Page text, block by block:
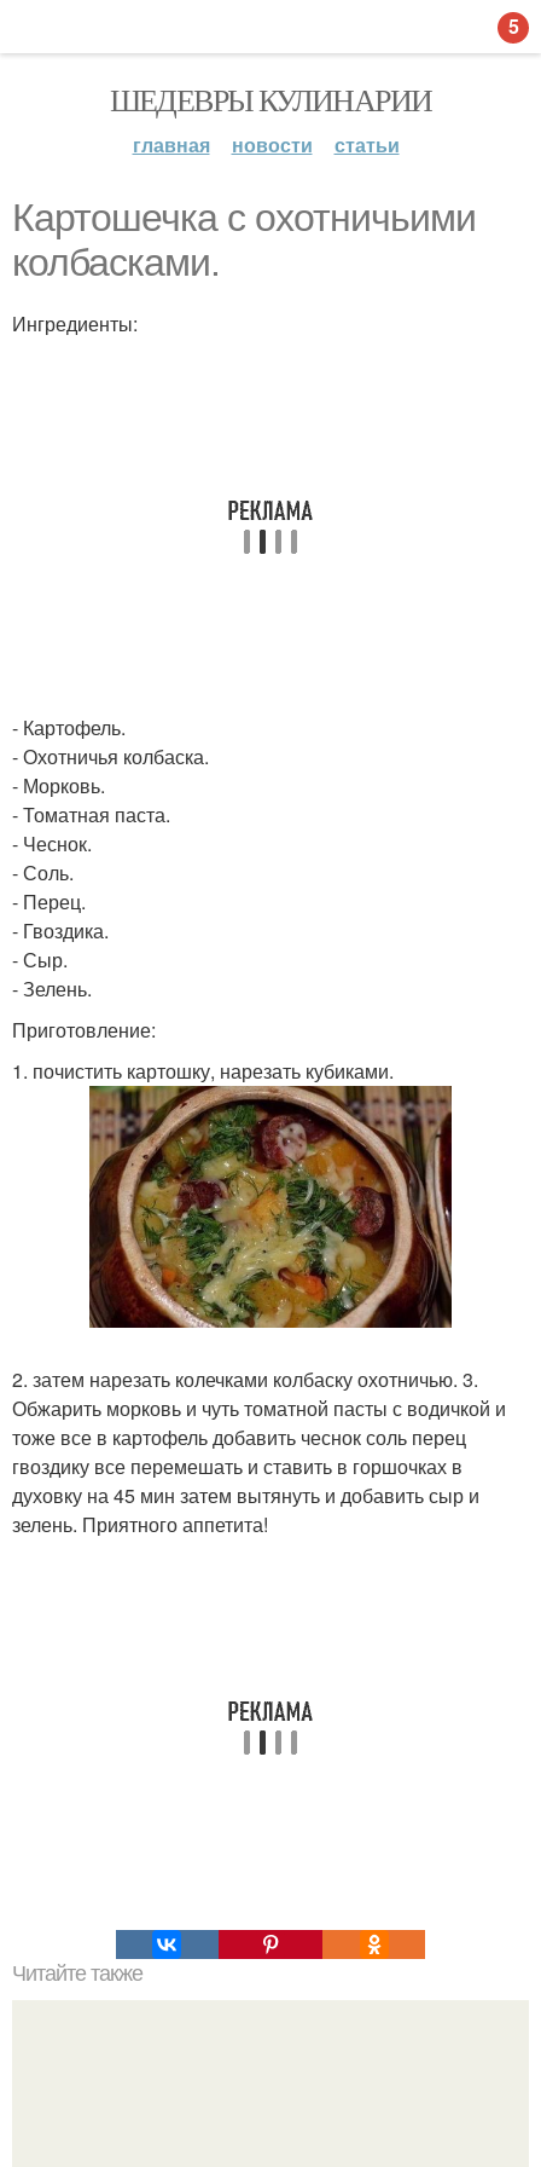
ШЕДЕВРЫ КУЛИНАРИИ
главная новости статьи
Картошечка с охотничьими
колбасками.
Ингредиенты:
- Картофель.
- Охотничья колбаска.
- Морковь.
- Томатная паста.
- Чеснок.
- Соль.
- Перец.
- Гвоздика.
- Сыр.
- Зелень.
Приготовление:
1. почистить картошку, нарезать кубиками.
2. затем нарезать колечками колбаску охотничью. 3.
Обжарить морковь и чуть томатной пасты с водичкой и
тоже все в картофель добавить чеснок соль перец
гвоздику все перемешать и ставить в горшочках в
духовку на 45 мин затем вытянуть и добавить сыр и
зелень. Приятного аппетита!
Читайте также
5